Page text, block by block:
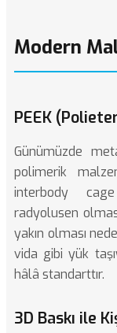
Modern
PEEK
Günümüzde
polimerik
interbody
radyolusen
yakın olması
vida gibi yük
hâlâ standarttır.
3D Baskı ile